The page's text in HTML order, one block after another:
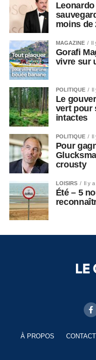
moins de
MAGAZINE Il
Gorafi
vivre sur
POLITIQUE Il
Le
vert pour
intactes
POLITIQUE Il
Pour
crousty
LOISIRS Il y
Été – 5
À PROPOS CONTACT